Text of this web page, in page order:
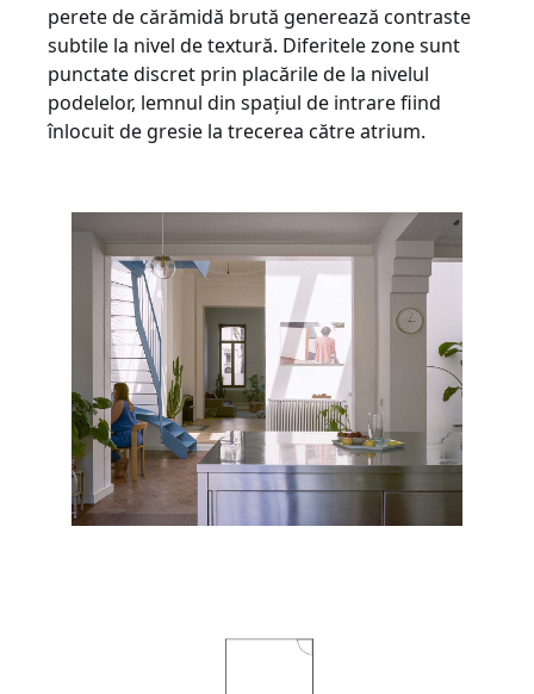
perete de cărămidă brută generează contraste
subtile la nivel de textură. Diferitele zone sunt
punctate discret prin placările de la nivelul
podelelor, lemnul din spațiul de intrare fiind
înlocuit de gresie la trecerea către atrium.